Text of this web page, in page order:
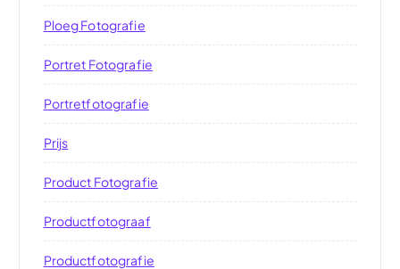
Ploeg Fotografie
Portret Fotografie
Portretfotografie
Prijs
Product Fotografie
Productfotograaf
Productfotografie